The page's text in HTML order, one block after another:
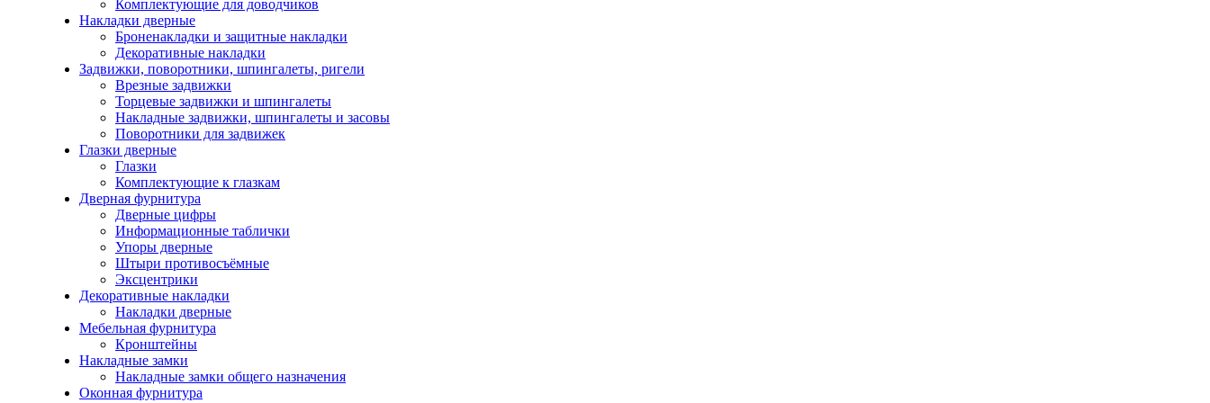
Комплектующие для доводчиков
Накладки дверные
Броненакладки и защитные накладки
Декоративные накладки
Задвижки, поворотники, шпингалеты, ригели
Врезные задвижки
Торцевые задвижки и шпингалеты
Накладные задвижки, шпингалеты и засовы
Поворотники для задвижек
Глазки дверные
Глазки
Комплектующие к глазкам
Дверная фурнитура
Дверные цифры
Информационные таблички
Упоры дверные
Штыри противосъёмные
Эксцентрики
Декоративные накладки
Накладки дверные
Мебельная фурнитура
Кронштейны
Накладные замки
Накладные замки общего назначения
Оконная фурнитура